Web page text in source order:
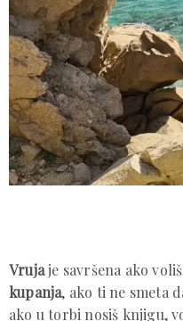
Vrujaje savršena ako voliš
kupanja, ako ti ne smeta
ako u torbi nosiš knjigu,